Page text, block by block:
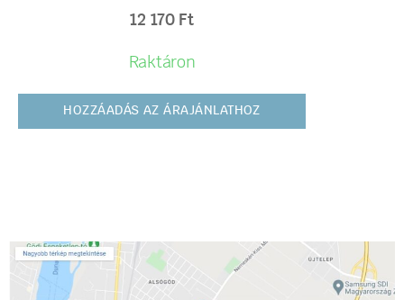
12 170 Ft
Raktáron
HOZZÁADÁS AZ ÁRAJÁNLATHOZ